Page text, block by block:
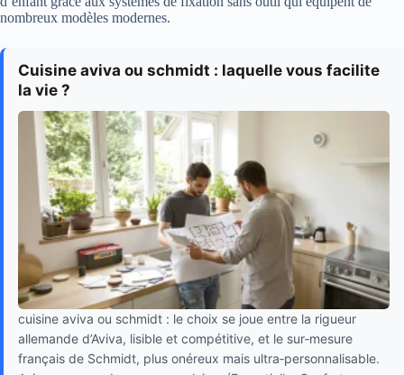
nombreux modèles modernes.
Cuisine aviva ou schmidt : laquelle vous facilite
la vie ?
cuisine aviva ou schmidt : le choix se joue entre la rigueur
allemande d’Aviva, lisible et compétitive, et le sur‑mesure
français de Schmidt, plus onéreux mais ultra‑personnalisable.